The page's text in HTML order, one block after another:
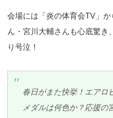
会場には「炎の体育会TV」
ん・宮川大輔さんも心底驚き
り号泣！
春日がまた快挙！エアロ
メダルは何色か？応援の